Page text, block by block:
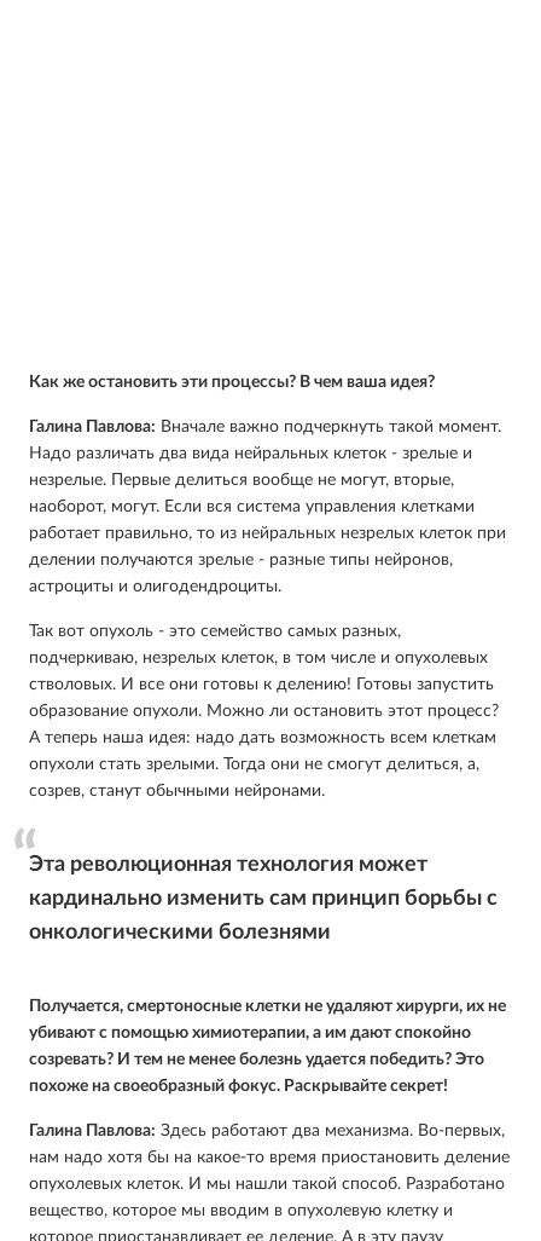
Как же остановить эти процессы? В чем ваша идея?
Галина Павлова: Вначале важно подчеркнуть такой момент.
Надо различать два вида нейральных клеток - зрелые и
незрелые. Первые делиться вообще не могут, вторые,
наоборот, могут. Если вся система управления клетками
работает правильно, то из нейральных незрелых клеток при
делении получаются зрелые - разные типы нейронов,
астроциты и олигодендроциты.
Так вот опухоль - это семейство самых разных,
подчеркиваю, незрелых клеток, в том числе и опухолевых
стволовых. И все они готовы к делению! Готовы запустить
образование опухоли. Можно ли остановить этот процесс?
А теперь наша идея: надо дать возможность всем клеткам
опухоли стать зрелыми. Тогда они не смогут делиться, а,
созрев, станут обычными нейронами.
Эта революционная технология может
кардинально изменить сам принцип борьбы с
онкологическими болезнями
Получается, смертоносные клетки не удаляют хирурги, их не
убивают с помощью химиотерапии, а им дают спокойно
созревать? И тем не менее болезнь удается победить? Это
похоже на своеобразный фокус. Раскрывайте секрет!
Галина Павлова: Здесь работают два механизма. Во-первых,
нам надо хотя бы на какое-то время приостановить деление
опухолевых клеток. И мы нашли такой способ. Разработано
вещество, которое мы вводим в опухолевую клетку и
которое приостанавливает ее деление. А в эту паузу